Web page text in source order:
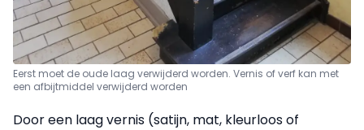
Eerst moet de oude laag verwijderd worden. Vernis of verf kan met
een afbijtmiddel verwijderd worden
Door een laag vernis (satijn, mat, kleurloos of